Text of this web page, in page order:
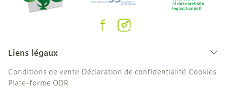
Liens légaux
Conditions de vente Déclaration de confidentialité Cookies
Plate-forme ODR